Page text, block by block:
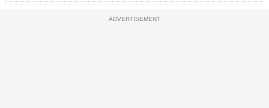
ADVERTISEMENT